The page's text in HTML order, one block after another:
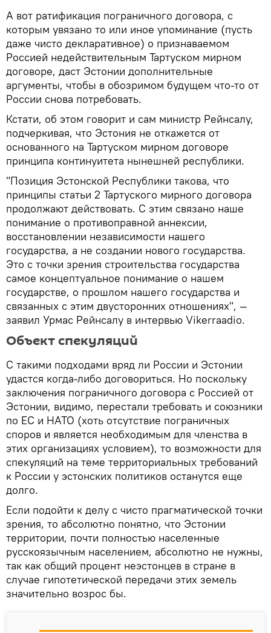
А вот ратификация пограничного договора, с
которым увязано то или иное упоминание (пусть
даже чисто декларативное) о признаваемом
Россией недействительным Тартуском мирном
договоре, даст Эстонии дополнительные
аргументы, чтобы в обозримом будущем что-то от
России снова потребовать.
Кстати, об этом говорит и сам министр Рейнсалу,
подчеркивая, что Эстония не откажется от
основанного на Тартуском мирном договоре
принципа континуитета нынешней республики.
"Позиция Эстонской Республики такова, что
принципы статьи 2 Тартуского мирного договора
продолжают действовать. С этим связано наше
понимание о противоправной аннексии,
восстановлении независимости нашего
государства, а не создании нового государства.
Это с точки зрения строительства государства
самое концептуальное понимание о нашем
государстве, о прошлом нашего государства и
связанных с этим двусторонних отношениях", —
заявил Урмас Рейнсалу в интервью Vikerraadio.
Объект спекуляций
С такими подходами вряд ли России и Эстонии
удастся когда-либо договориться. Но поскольку
заключения пограничного договора с Россией от
Эстонии, видимо, перестали требовать и союзники
по ЕС и НАТО (хоть отсутствие пограничных
споров и является необходимым для членства в
этих организациях условием), то возможности для
спекуляций на теме территориальных требований
к России у эстонских политиков останутся еще
долго.
Если подойти к делу с чисто прагматической точки
зрения, то абсолютно понятно, что Эстонии
территории, почти полностью населенные
русскоязычным населением, абсолютно не нужны,
так как общий процент неэстонцев в стране в
случае гипотетической передачи этих земель
значительно возрос бы.